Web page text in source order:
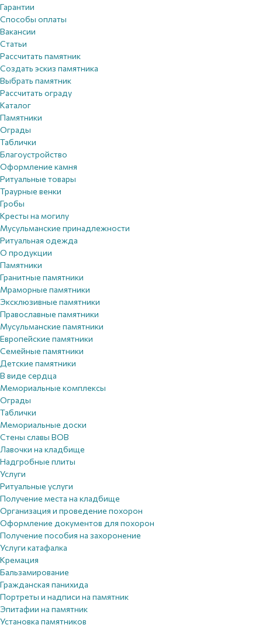
Гарантии
Способы оплаты
Вакансии
Статьи
Рассчитать памятник
Создать эскиз памятника
Выбрать памятник
Рассчитать ограду
Каталог
Памятники
Ограды
Таблички
Благоустройствo
Оформление камня
Ритуальные товары
Траурные венки
Гробы
Кресты на могилу
Мусульманские принадлежности
Ритуальная одежда
О продукции
Памятники
Гранитные памятники
Мраморные памятники
Эксклюзивные памятники
Православные памятники
Мусульманские памятники
Европейские памятники
Семейные памятники
Детские памятники
В виде сердца
Мемориальные комплексы
Ограды
Таблички
Мемориальные доски
Стены славы ВОВ
Лавочки на кладбище
Надгробные плиты
Услуги
Ритуальные услуги
Получение места на кладбище
Организация и проведение похорон
Оформление документов для похорон
Получение пособия на захоронение
Услуги катафалка
Кремация
Бальзамирование
Гражданская панихида
Портреты и надписи на памятник
Эпитафии на памятник
Установка памятников